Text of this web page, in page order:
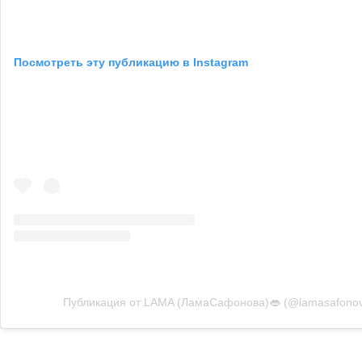
Посмотреть эту публикацию в Instagram
Публикация от LAMA (ЛамаСафонова)👄